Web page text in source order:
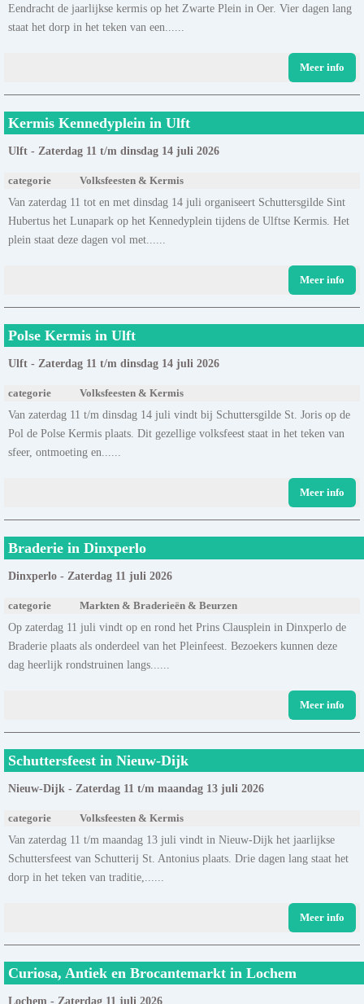
Eendracht de jaarlijkse kermis op het Zwarte Plein in Oer. Vier dagen lang
staat het dorp in het teken van een......
Meer info
Kermis Kennedyplein in Ulft
Ulft - Zaterdag 11 t/m dinsdag 14 juli 2026
categorie Volksfeesten & Kermis
Van zaterdag 11 tot en met dinsdag 14 juli organiseert Schuttersgilde Sint
Hubertus het Lunapark op het Kennedyplein tijdens de Ulftse Kermis. Het
plein staat deze dagen vol met......
Meer info
Polse Kermis in Ulft
Ulft - Zaterdag 11 t/m dinsdag 14 juli 2026
categorie Volksfeesten & Kermis
Van zaterdag 11 t/m dinsdag 14 juli vindt bij Schuttersgilde St. Joris op de
Pol de Polse Kermis plaats. Dit gezellige volksfeest staat in het teken van
sfeer, ontmoeting en......
Meer info
Braderie in Dinxperlo
Dinxperlo - Zaterdag 11 juli 2026
categorie Markten & Braderieën & Beurzen
Op zaterdag 11 juli vindt op en rond het Prins Clausplein in Dinxperlo de
Braderie plaats als onderdeel van het Pleinfeest. Bezoekers kunnen deze
dag heerlijk rondstruinen langs......
Meer info
Schuttersfeest in Nieuw-Dijk
Nieuw-Dijk - Zaterdag 11 t/m maandag 13 juli 2026
categorie Volksfeesten & Kermis
Van zaterdag 11 t/m maandag 13 juli vindt in Nieuw-Dijk het jaarlijkse
Schuttersfeest van Schutterij St. Antonius plaats. Drie dagen lang staat het
dorp in het teken van traditie,......
Meer info
Curiosa, Antiek en Brocantemarkt in Lochem
Lochem - Zaterdag 11 juli 2026